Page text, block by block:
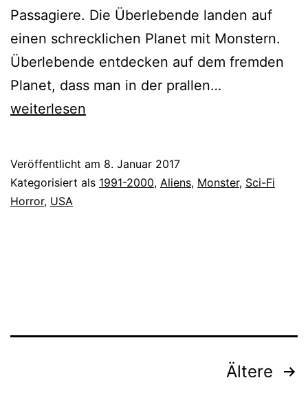
Passagiere. Die Überlebende landen auf
einen schrecklichen Planet mit Monstern.
Überlebende entdecken auf dem fremden
Planet, dass man in der prallen…
weiterlesen
Veröffentlicht am 8. Januar 2017
Kategorisiert als 1991-2000, Aliens, Monster, Sci-Fi
Horror, USA
Ältere